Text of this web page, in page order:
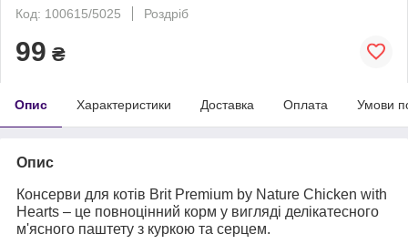
Код: 100615/5025
Роздріб
99 ₴
Опис Характеристики Доставка Оплата Умови
Опис
Консерви для котів Brit Premium by Nature Chicken with
Hearts – це повноцінний корм у вигляді делікатесного
м'ясного паштету з куркою та серцем.